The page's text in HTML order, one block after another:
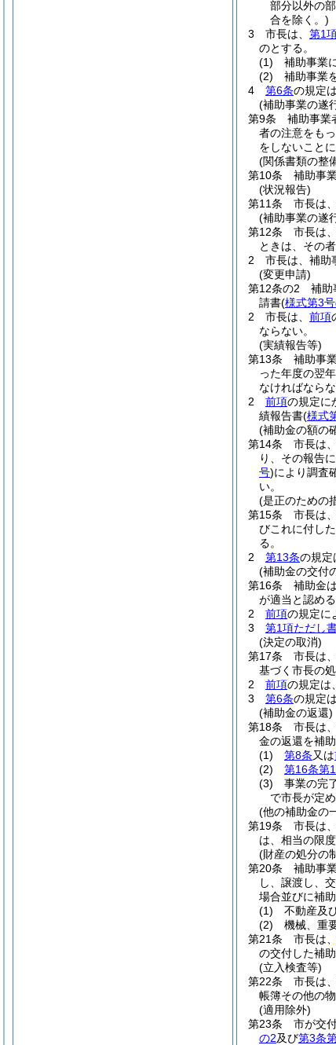
部分以外の
合を除く。)
3
市長は、 第1
のとする。
(1)
補助事業
(2)
補助事業
4
第6条の規定は
(補助事業の遂
第9条
補助事業
者の注意をも
をしないこと
(関係書類の整
第10条
補助事
(状況報告)
第11条
市長は
(補助事業の遂
第12条
市長は
ときは、その
2
市長は、補助
(変更申請)
第12条の2
補助
請書(様式第3
2
市長は、 前項
ならない。
(実績報告等)
第13条
補助事
った年度の翌
なければならな
2
前項の規定に
績報告書(様式
(補助金の額の
第14条
市長は
り、その報告
号)により調査
い。
(是正のための
第15条
市長は
びこれに付し
る。
2
第13条の規定
(補助金の交付
第16条
補助金は
が適当と認め
2
前項の規定に
3
第1項ただし
(決定の取消)
第17条
市長は
基づく市長の
2
前項の規定は
3
第6条の規定は
(補助金の返還)
第18条
市長は
金の返還を補
(1)
第8条又は
(2)
第16条第
(3)
事業の完
で市長が定
(他の補助金の
第19条
市長は
は、相当の限
(財産の処分の
第20条
補助事
し、譲渡し、
場合並びに補
(1)
不動産及
(2)
機械、重
第21条
市長は、
の交付した補
(立入検査等)
第22条
市長は
帳簿その他の
(適用除外)
第23条
市が交
の2及び第3条